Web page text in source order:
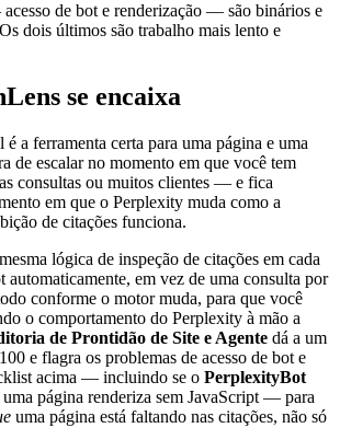
de bot e renderização — são binários e
dois últimos são trabalho mais lento e
se encaixa
a ferramenta certa para uma página e uma
de escalar no momento em que você tem
consultas ou muitos clientes — e fica
em que o Perplexity muda como a
de citações funciona.
lógica de inspeção de citações em cada
automaticamente, em vez de uma consulta por
conforme o motor muda, para que você
o comportamento do Perplexity à mão a
de Prontidão de Site e Agente dá a um
e flagra os problemas de acesso de bot e
acima — incluindo se o PerplexityBot
uma página renderiza sem JavaScript — para
uma página está faltando nas citações, não só